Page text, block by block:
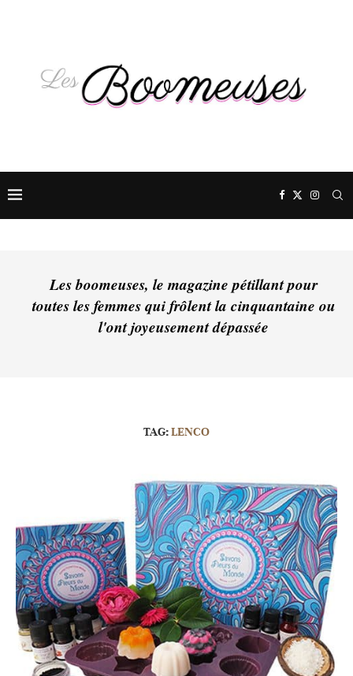
Les boomeuses, le magazine pétillant pour
toutes les femmes qui frôlent la cinquantaine ou
l'ont joyeusement dépassée
TAG:LENCO